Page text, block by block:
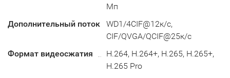
Мп
Дополнительный поток
WD1/4CIF@12к/с,
CIF/QVGA/QCIF@25к/с
Формат видеосжатия
H.264, H.264+, H.265, H.265+,
H.265 Pro